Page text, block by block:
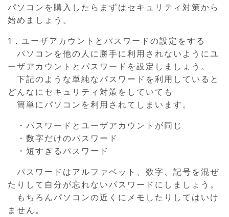
パソコンを購入したらまずはセキュリティ対策から
始めましょう。
1．ユーザアカウントとパスワードの設定をする
パソコンを他の人に勝手に利用されないようにユ
ーザアカウントとパスワードを設定しましょう。
下記のような単純なパスワードを利用していると
どんなにセキュリティ対策をしていても
簡単にパソコンを利用されてしまいます。
・パスワードとユーザアカウントが同じ
・数字だけのパスワード
・短すぎるパスワード
パスワードはアルファベット、数字、記号を混ぜ
たりして自分が忘れないパスワードにしましょう。
もちろんパソコンの近くにメモしたりしてはいけ
ません。